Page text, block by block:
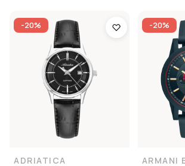
-20%
ADRIATICA
-20%
ARMANI